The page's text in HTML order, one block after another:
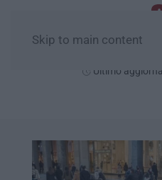
Skip to main content
Ultimo